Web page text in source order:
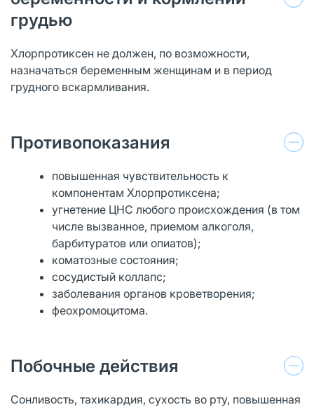
грудью
Хлорпротиксен не должен, по возможности,
назначаться беременным женщинам и в период
грудного вскармливания.
Противопоказания
повышенная чувствительность к
компонентам Хлорпротиксена;
угнетение ЦНС любого происхождения (в том
числе вызванное, приемом алкоголя,
барбитуратов или опиатов);
коматозные состояния;
сосудистый коллапс;
заболевания органов кроветворения;
феохромоцитома.
Побочные действия
Сонливость, тахикардия, сухость во рту, повышенная